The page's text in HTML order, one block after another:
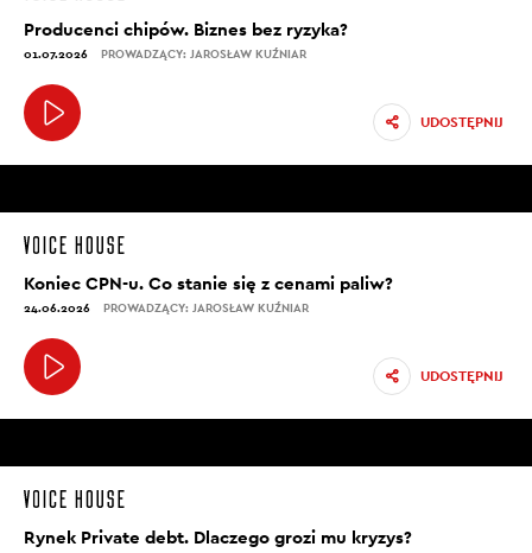
Producenci chipów. Biznes bez ryzyka?
01.07.2026 PROWADZĄCY: JAROSŁAW KUŹNIAR
UDOSTĘPNIJ
Koniec CPN-u. Co stanie się z cenami paliw?
24.06.2026 PROWADZĄCY: JAROSŁAW KUŹNIAR
UDOSTĘPNIJ
Rynek Private debt. Dlaczego grozi mu kryzys?